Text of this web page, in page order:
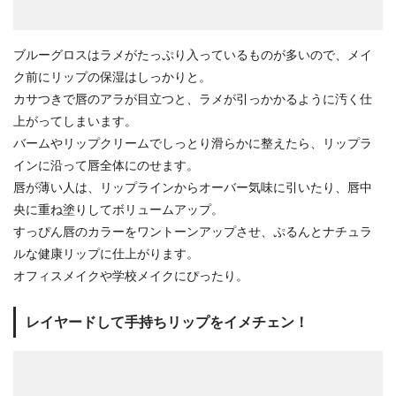
ブルーグロスはラメがたっぷり入っているものが多いので、メイ
ク前にリップの保湿はしっかりと。
カサつきで唇のアラが目立つと、ラメが引っかかるように汚く仕
上がってしまいます。
バームやリップクリームでしっとり滑らかに整えたら、リップラ
インに沿って唇全体にのせます。
唇が薄い人は、リップラインからオーバー気味に引いたり、唇中
央に重ね塗りしてボリュームアップ。
すっぴん唇のカラーをワントーンアップさせ、ぷるんとナチュラ
ルな健康リップに仕上がります。
オフィスメイクや学校メイクにぴったり。
レイヤードして手持ちリップをイメチェン！